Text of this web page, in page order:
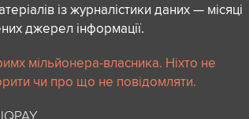
із журналістики даних — місяці
джерел інформації.
мільйонера-власника. Ніхто не
чи про що не повідомляти.